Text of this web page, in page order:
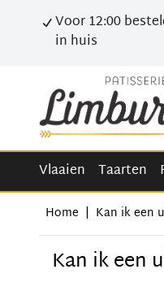
Voor 12:00
in huis
Vlaaien Taarten
Home | Kan ik een
Kan ik een